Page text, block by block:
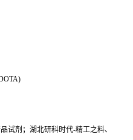
试剂；湖北研科时代-精工之料、